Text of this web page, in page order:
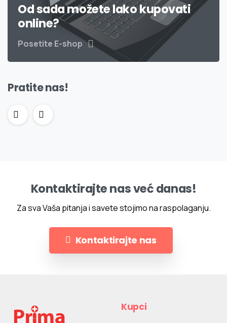
Od sada možete lako kupovati
online?
Posetite E-shop
Pratite nas!
Kontaktirajte nas već danas!
Za sva Vaša pitanja i savete stojimo na raspolaganju.
Kontaktirajte nas
Kupci